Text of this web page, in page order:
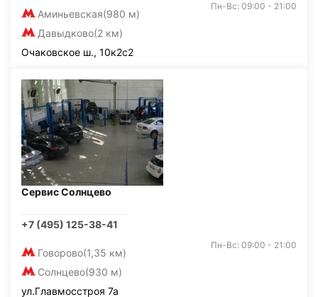
Аминьевская(980 м)
Давыдково(2 км)
Пн-Вс: 09:00 - 21:00
Очаковское ш., 10к2с2
Сервис Солнцево
+7 (495) 125-38-41
Говорово(1,35 км)
Солнцево(930 м)
Пн-Вс: 09:00 - 21:00
ул.Главмосстроя 7а